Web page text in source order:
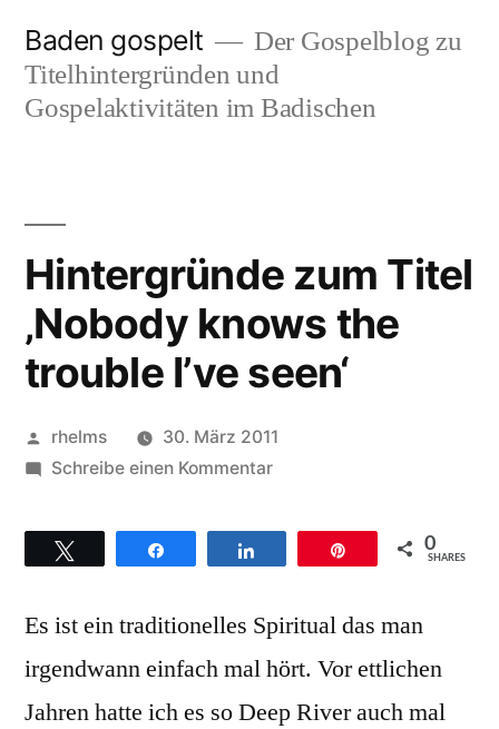
Inhalt
springen
Baden gospelt
Der Gospelblog zu
Titelhintergründen und
Gospelaktivitäten im Badischen
Hintergründe zum Titel
‚Nobody knows the
trouble I’ve seen‘
Veröffentlicht
von
rhelms
30. März 2011
Schreibe einen Kommentarzu
zum
Titel
knows
I’ve
0
SHARES
Es ist ein traditionelles Spiritual das man
irgendwann einfach mal hört. Vor ettlichen
Jahren hatte ich es so Deep River auch mal